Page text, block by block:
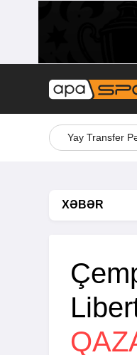
Yay Transfer
XƏBƏR